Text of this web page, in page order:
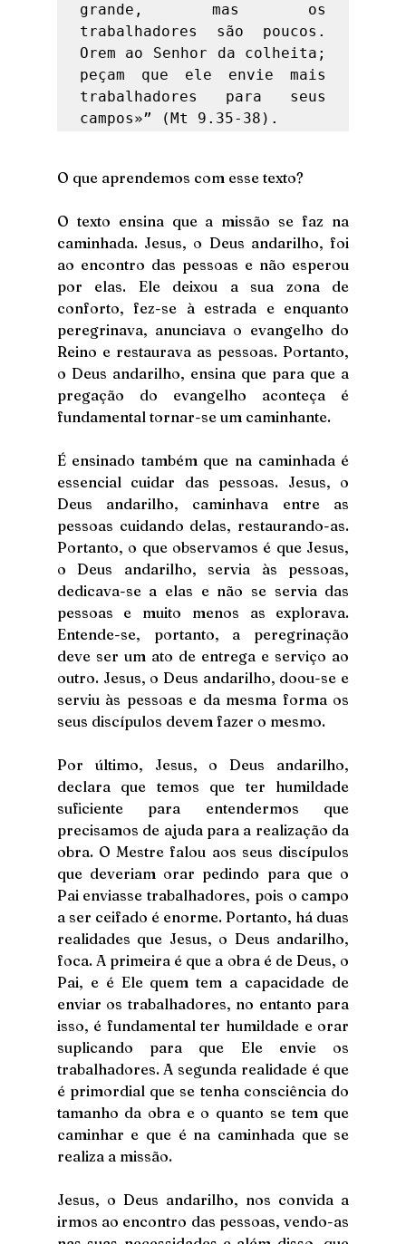
grande, mas os
trabalhadores são poucos.
Orem ao Senhor da colheita;
peçam que ele envie mais
trabalhadores para seus
campos»” (Mt 9.35-38).
O que aprendemos com esse texto?
O texto ensina que a missão se faz na
caminhada. Jesus, o Deus andarilho, foi
ao encontro das pessoas e não esperou
por elas. Ele deixou a sua zona de
conforto, fez-se à estrada e enquanto
peregrinava, anunciava o evangelho do
Reino e restaurava as pessoas. Portanto,
o Deus andarilho, ensina que para que a
pregação do evangelho aconteça é
fundamental tornar-se um caminhante.
É ensinado também que na caminhada é
essencial cuidar das pessoas. Jesus, o
Deus andarilho, caminhava entre as
pessoas cuidando delas, restaurando-as.
Portanto, o que observamos é que Jesus,
o Deus andarilho, servia às pessoas,
dedicava-se a elas e não se servia das
pessoas e muito menos as explorava.
Entende-se, portanto, a peregrinação
deve ser um ato de entrega e serviço ao
outro. Jesus, o Deus andarilho, doou-se e
serviu às pessoas e da mesma forma os
seus discípulos devem fazer o mesmo.
Por último, Jesus, o Deus andarilho,
declara que temos que ter humildade
suficiente para entendermos que
precisamos de ajuda para a realização da
obra. O Mestre falou aos seus discípulos
que deveriam orar pedindo para que o
Pai enviasse trabalhadores, pois o campo
a ser ceifado é enorme. Portanto, há duas
realidades que Jesus, o Deus andarilho,
foca. A primeira é que a obra é de Deus, o
Pai, e é Ele quem tem a capacidade de
enviar os trabalhadores, no entanto para
isso, é fundamental ter humildade e orar
suplicando para que Ele envie os
trabalhadores. A segunda realidade é que
é primordial que se tenha consciência do
tamanho da obra e o quanto se tem que
caminhar e que é na caminhada que se
realiza a missão.
Jesus, o Deus andarilho, nos convida a
irmos ao encontro das pessoas, vendo-as